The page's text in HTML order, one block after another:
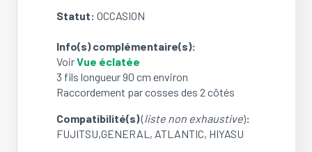
ATLANTIC:
160LCTA
(OCCASION)
Statut: OCCASION
Info(s) complémentaire(s):
VoirVue éclatée
3 fils longueur 90 cm environ
Raccordement par cosses des 2 côtés
Compatibilité(s)(liste non exhaustive):
FUJITSU,GENERAL, ATLANTIC, HIYASU